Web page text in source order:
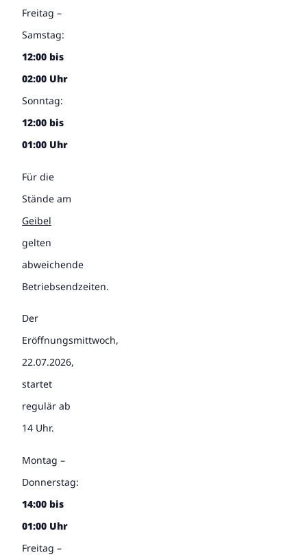
Freitag –
Samstag:
12:00 bis
02:00 Uhr
Sonntag:
12:00 bis
01:00 Uhr
Für die
Stände am
Geibel
gelten
abweichende
Betriebsendzeiten.
Der
Eröffnungsmittwoch,
22.07.2026,
startet
regulär ab
14 Uhr.
Montag –
Donnerstag:
14:00 bis
01:00 Uhr
Freitag –